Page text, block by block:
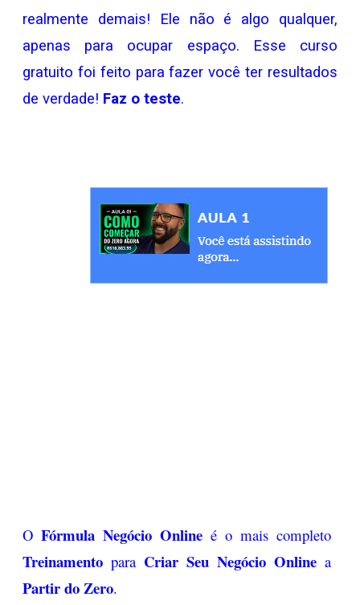
realmente demais! Ele não é algo qualquer,
apenas para ocupar espaço. Esse curso
gratuito foi feito para fazer você ter resultados
de verdade! Faz o teste.
O Fórmula Negócio Online é o mais completo
Treinamentopara Criar Seu Negócio Online a
Partir do Zero.